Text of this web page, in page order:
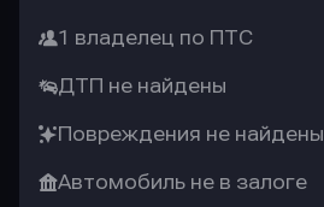
1 владелец по ПТС
ДТП не найдены
Повреждения не найдены
Автомобиль не в залоге